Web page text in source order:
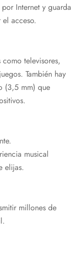
Internet y guarda
acceso.
televisores,
También hay
(3,5 mm) que
musical
elijas.
millones de